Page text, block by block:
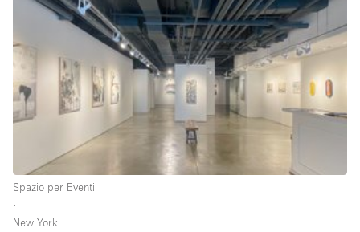
Aria condizionata
Arredamento
Ascensore
Attaccapanni
Attrezzature da ufficio
Bagni
Bagno
Banconi
Spazio per Eventi
∙
New York